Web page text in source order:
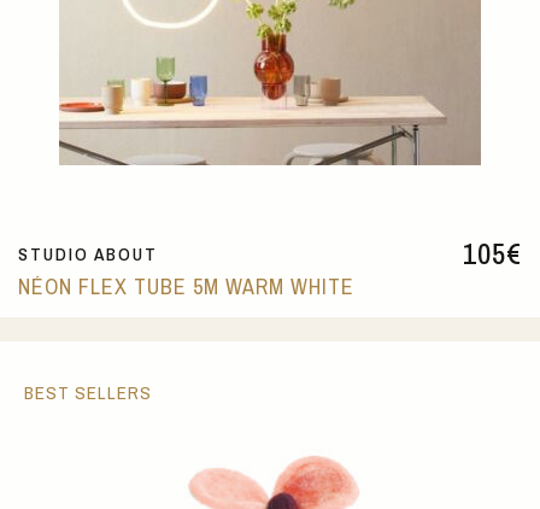
105€
STUDIO ABOUT
NÉON FLEX TUBE 5M WARM WHITE
BEST SELLERS